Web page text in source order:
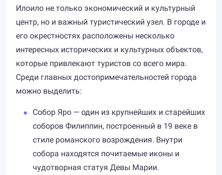
Илоило не только экономический и культурный
центр, но и важный туристический узел. В городе и
его окрестностях расположены несколько
интересных исторических и культурных объектов,
которые привлекают туристов со всего мира.
Среди главных достопримечательностей города
можно выделить:
Собор Яро — один из крупнейших и старейших
соборов Филиппин, построенный в 19 веке в
стиле романского возрождения. Внутри
собора находятся почитаемые иконы и
чудотворная статуя Девы Марии.